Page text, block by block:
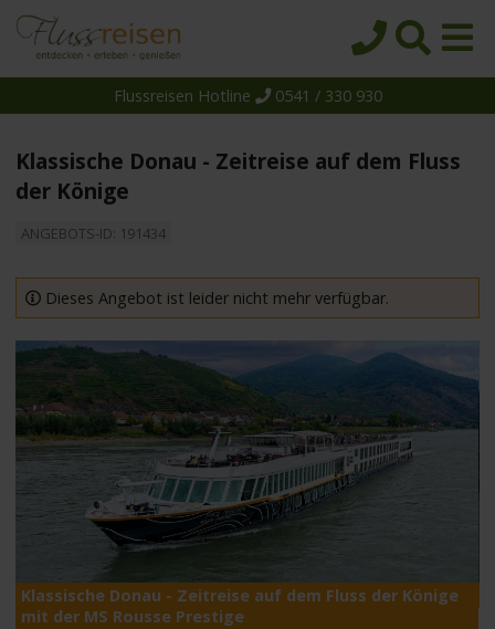
Reiseziele
Schiffe
Über uns
Wissen
Suche
Flussreisen Hotline 0541 / 330 930
Klassische Donau - Zeitreise auf dem Fluss
der Könige
ANGEBOTS-ID: 191434
Dieses Angebot ist leider nicht mehr verfügbar.
Klassische Donau - Zeitreise auf dem Fluss der Könige
mit der MS Rousse Prestige